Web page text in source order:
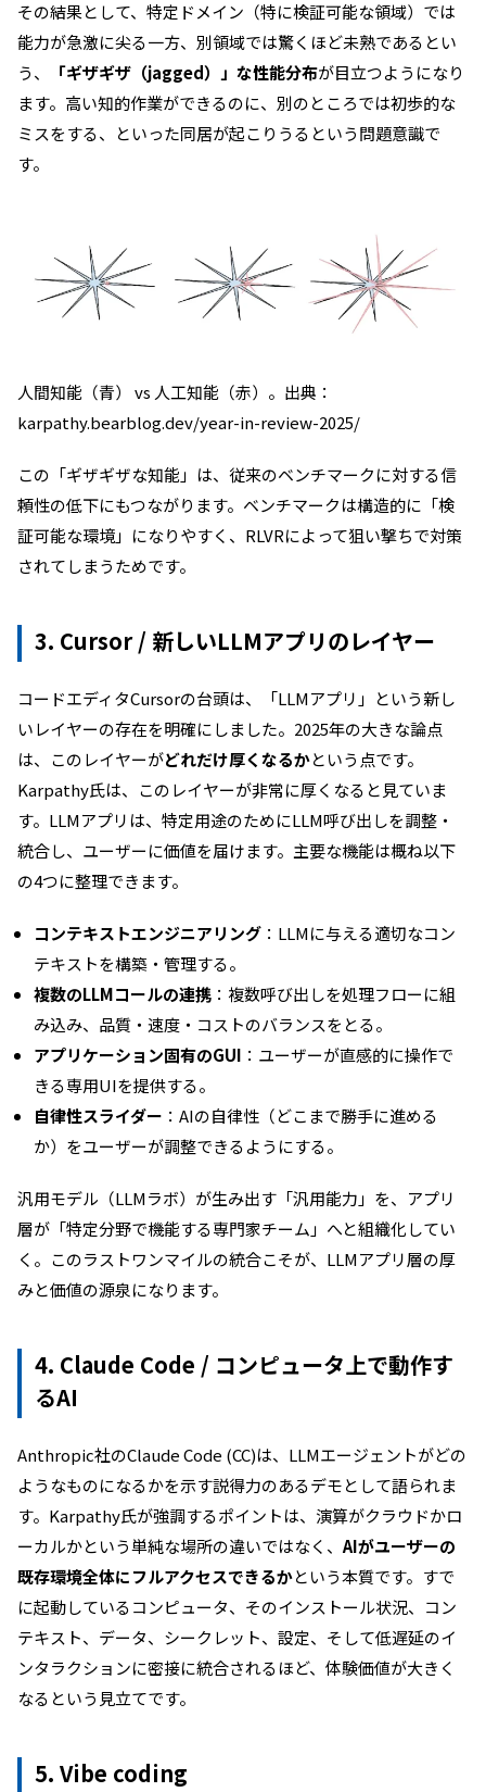
その結果として、特定ドメイン（特に検証可能な領域）では
能力が急激に尖る一方、別領域では驚くほど未熟であるとい
う、
「ギザギザ（jagged）」な性能分布が目立つようになり
ます。高い知的作業ができるのに、別のところでは初歩的な
ミスをする、といった同居が起こりうるという問題意識で
す。
人間知能（青） vs 人工知能（赤）。出典：
karpathy.bearblog.dev/year-in-review-2025/
この「ギザギザな知能」は、従来のベンチマークに対する信
頼性の低下にもつながります。ベンチマークは構造的に「検
証可能な環境」になりやすく、RLVRによって狙い撃ちで対策
されてしまうためです。
3. Cursor / 新しいLLMアプリのレイヤー
コードエディタCursorの台頭は、「LLMアプリ」という新し
いレイヤーの存在を明確にしました。2025年の大きな論点
は、このレイヤーがどれだけ厚くなるかという点です。
Karpathy氏は、このレイヤーが非常に厚くなると見ていま
す。LLMアプリは、特定用途のためにLLM呼び出しを調整・
統合し、ユーザーに価値を届けます。主要な機能は概ね以下
の4つに整理できます。
コンテキストエンジニアリング ：LLMに与える適切なコン
テキストを構築・管理する。
複数のLLMコールの連携 ：複数呼び出しを処理フローに組
み込み、品質・速度・コストのバランスをとる。
アプリケーション固有のGUI ：ユーザーが直感的に操作で
きる専用UIを提供する。
自律性スライダー ：AIの自律性（どこまで勝手に進める
か）をユーザーが調整できるようにする。
汎用モデル（LLMラボ）が生み出す「汎用能力」を、アプリ
層が「特定分野で機能する専門家チーム」へと組織化してい
く。このラストワンマイルの統合こそが、LLMアプリ層の厚
みと価値の源泉になります。
4. Claude Code / コンピュータ上で動作す
るAI
Anthropic社のClaude Code (CC)は、LLMエージェントがどの
ようなものになるかを示す説得力のあるデモとして語られま
す。Karpathy氏が強調するポイントは、演算がクラウドかロ
ーカルかという単純な場所の違いではなく、 AIがユーザーの
既存環境全体にフルアクセスできるかという本質です。すで
に起動しているコンピュータ、そのインストール状況、コン
テキスト、データ、シークレット、設定、そして低遅延のイ
ンタラクションに密接に統合されるほど、体験価値が大きく
なるという見立てです。
5. Vibe coding